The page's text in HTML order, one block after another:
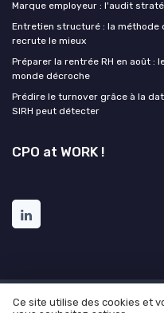
Marque employeur : l'audit
Entretien structuré : la méthode
recrute le mieux
Préparer la rentrée RH en août
monde décroche
Prédire le turnover grâce à la
SIRH peut détecter
CPO at WORK !
Mentions légales
Ce site utilise des cookies et